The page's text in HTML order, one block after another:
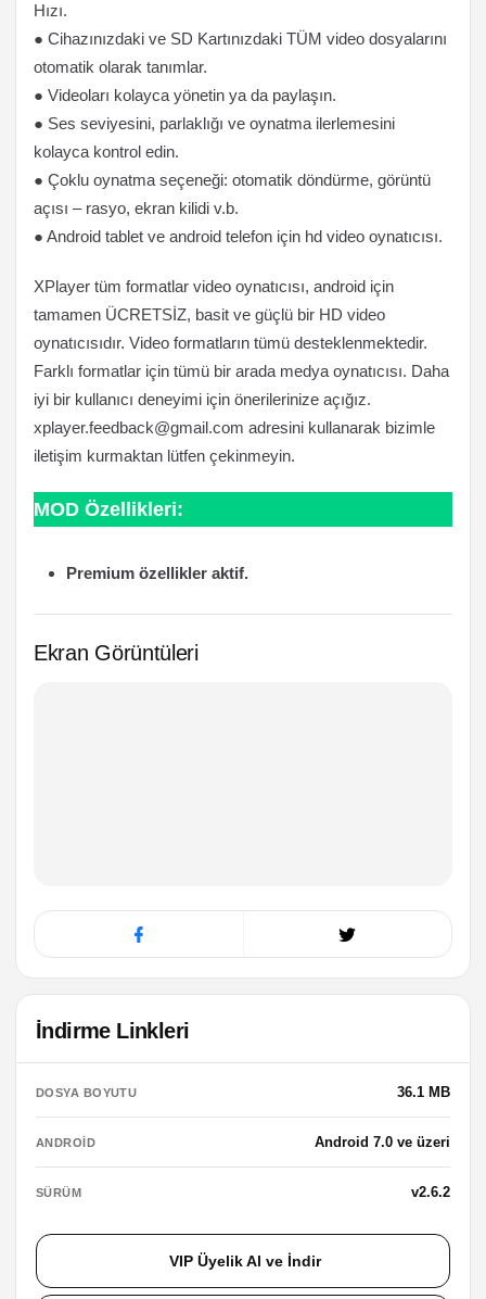
Hızı.
● Cihazınızdaki ve SD Kartınızdaki TÜM video dosyalarını
otomatik olarak tanımlar.
● Videoları kolayca yönetin ya da paylaşın.
● Ses seviyesini, parlaklığı ve oynatma ilerlemesini
kolayca kontrol edin.
● Çoklu oynatma seçeneği: otomatik döndürme, görüntü
açısı – rasyo, ekran kilidi v.b.
● Android tablet ve android telefon için hd video oynatıcısı.
XPlayer tüm formatlar video oynatıcısı, android için
tamamen ÜCRETSİZ, basit ve güçlü bir HD video
oynatıcısıdır. Video formatların tümü desteklenmektedir.
Farklı formatlar için tümü bir arada medya oynatıcısı. Daha
iyi bir kullanıcı deneyimi için önerilerinize açığız.
xplayer.feedback@gmail.com adresini kullanarak bizimle
iletişim kurmaktan lütfen çekinmeyin.
MOD Özellikleri:
Premium özellikler aktif.
Ekran Görüntüleri
İndirme Linkleri
DOSYA BOYUTU 36.1 MB
ANDROID Android 7.0 ve üzeri
SÜRÜM v2.6.2
VIP Üyelik Al ve İndir